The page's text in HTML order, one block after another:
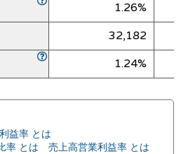
1.26%
32,182
1.24%
益率 とは
率 とは
売上高営業利益率 とは